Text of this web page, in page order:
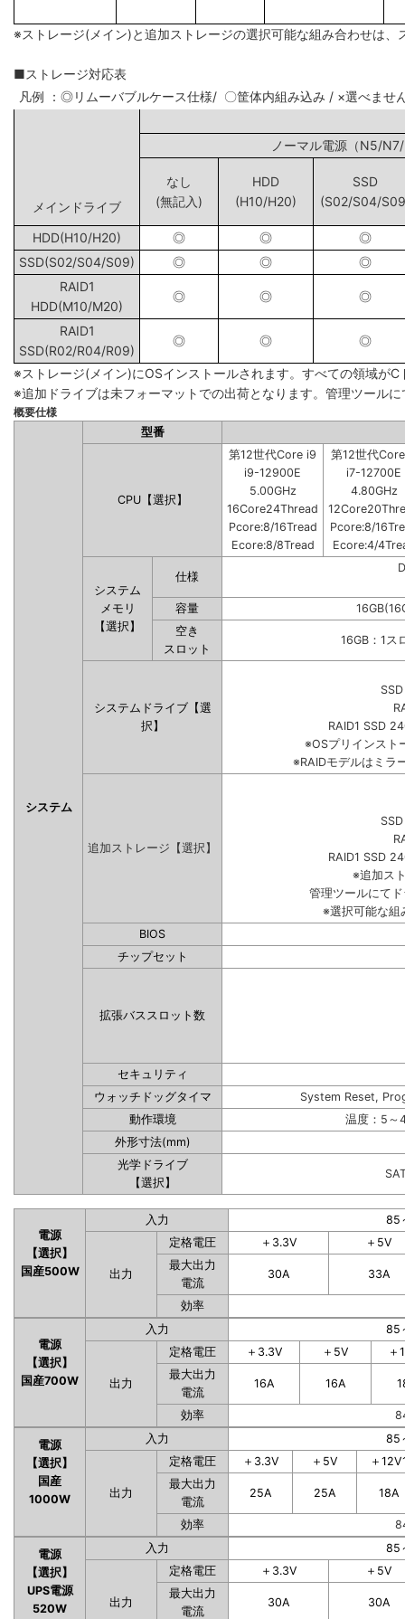
※ストレージ(メイン)と追加ストレージの選択可能な組み合わせは、
■ストレージ対応表
凡例 ：◎リムーバブルケース仕様/ 〇筐体内組み込み / ×選べませ
メインドライブ
ノーマル電源（
なし
(無記入)
HDD
(H10/H20)
SSD
(S02/S04/
HDD(H10/H20) ◎ ◎
◎
SSD(S02/S04/S09)
◎ ◎
◎
RAID1
HDD(M10/M20)
◎ ◎ ◎
RAID1
SSD(R02/R04/R09)
◎ ◎ ◎
※ストレージ(メイン)にOSインストールされます。すべての領域がC
※追加ドライブは未フォーマットでの出荷となります。管理ツール
概要仕様
システム
型番
CPU【選択】
第12世代Core i9
i9-12900E
5.00GHz
16Core24Thread
Pcore:8/16Tread
Ecore:8/8Tread
第12世代
i7-12700E
4.80GHz
Pcore:8/
Ecore:4/
システム
メモリ
【選択】
仕様
容量
空き
スロット
16GB：1ス
システムドライブ【選
択】
RAID1 SSD
※OSプリインスト
※RAIDモデルはミラ
追加ストレージ【選択】
RAID1 SSD
※追加ス
管理ツールにて
※選択可能な組
BIOS
チップセット
拡張バススロット数
セキュリティ
ウォッチドッグタイマ
System Reset,
動作環境
温度：5～
外形寸法(mm)
光学ドライブ
【選択】
電源
【選択】
国産500W
入力 85
出力
定格電圧 ＋3.3V
＋5V
最大出力
電流
30A 33A
効率
電源
【選択】
国産700W
入力 85
出力
定格電圧 ＋3.3V ＋5V
＋
最大出力
電流
16A 16A
効率
電源
【選択】
国産
1000W
入力 85
出力
定格電圧 ＋3.3V ＋5V
＋
最大出力
電流
25A 25A 18A
効率
電源
【選択】
UPS電源
520W
入力 85
出力
定格電圧 ＋3.3V
＋5V
最大出力
電流
30A 30A